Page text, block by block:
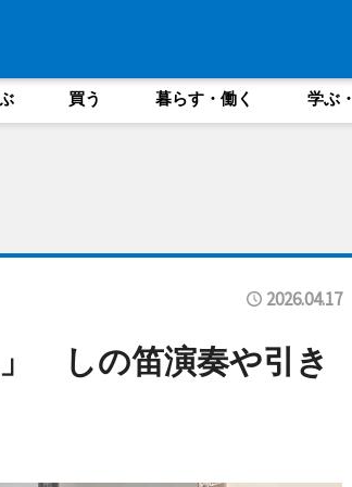
買う 暮らす・働く 学ぶ
2026.04.17
しの笛演奏や引き